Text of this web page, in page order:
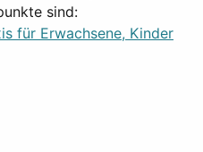
sind:
für Erwachsene, Kinder